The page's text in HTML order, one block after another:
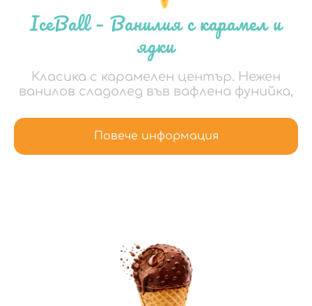
IceBall – Ванилия с карамел и
ядки
Класика с карамелен център. Нежен
ванилов сладолед във вафлена фунийка,
Повече информация